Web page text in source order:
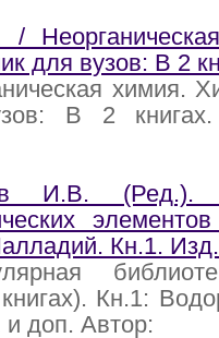
для вузов: В 2
химия.
В 2
И.В.
Кн.1.
Кн.1:
доп. Автор: